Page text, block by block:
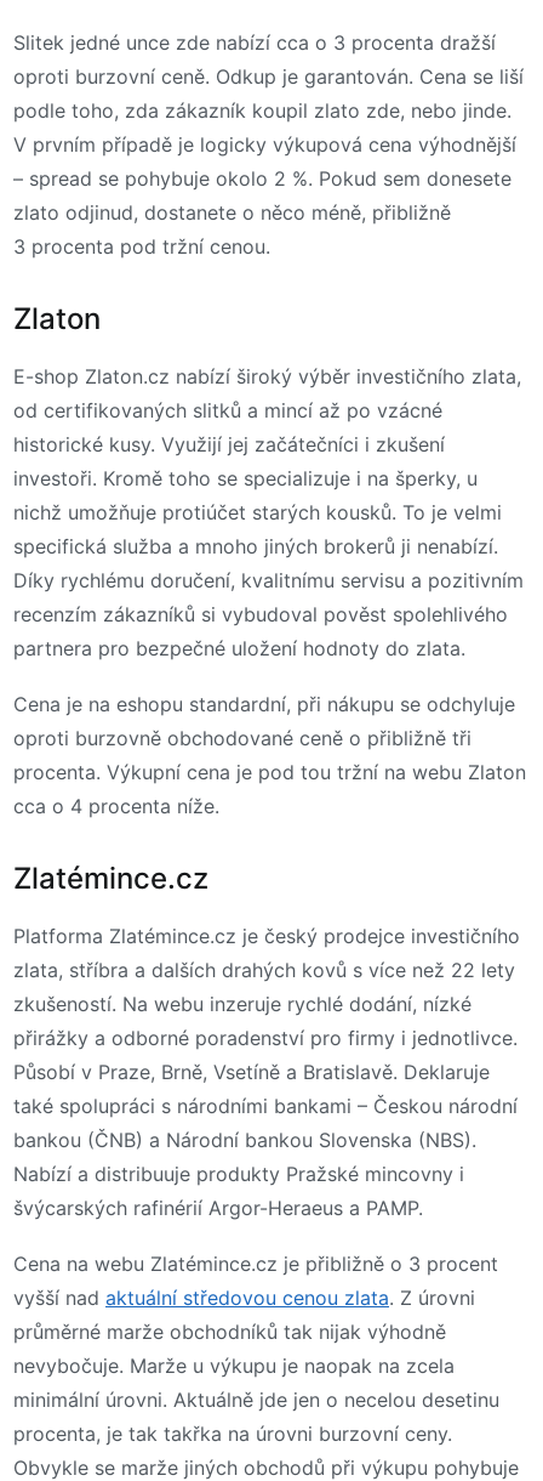
Slitek jedné unce zde nabízí cca o 3 procenta dražší
oproti burzovní ceně. Odkup je garantován. Cena se liší
podle toho, zda zákazník koupil zlato zde, nebo jinde.
V prvním případě je logicky výkupová cena výhodnější
– spread se pohybuje okolo 2 %. Pokud sem donesete
zlato odjinud, dostanete o něco méně, přibližně
3 procenta pod tržní cenou.
Zlaton
E-shop Zlaton.cz nabízí široký výběr investičního zlata,
od certifikovaných slitků a mincí až po vzácné
historické kusy. Využijí jej začátečníci i zkušení
investoři. Kromě toho se specializuje i na šperky, u
nichž umožňuje protiúčet starých kousků. To je velmi
specifická služba a mnoho jiných brokerů ji nenabízí.
Díky rychlému doručení, kvalitnímu servisu a pozitivním
recenzím zákazníků si vybudoval pověst spolehlivého
partnera pro bezpečné uložení hodnoty do zlata.
Cena je na eshopu standardní, při nákupu se odchyluje
oproti burzovně obchodované ceně o přibližně tři
procenta. Výkupní cena je pod tou tržní na webu Zlaton
cca o 4 procenta níže.
Zlatémince.cz
Platforma Zlatémince.cz je český prodejce investičního
zlata, stříbra a dalších drahých kovů s více než 22 lety
zkušeností. Na webu inzeruje rychlé dodání, nízké
přirážky a odborné poradenství pro firmy i jednotlivce.
Působí v Praze, Brně, Vsetíně a Bratislavě. Deklaruje
také spolupráci s národními bankami – Českou národní
bankou (ČNB) a Národní bankou Slovenska (NBS).
Nabízí a distribuuje produkty Pražské mincovny i
švýcarských rafinérií Argor-Heraeus a PAMP.
Cena na webu Zlatémince.cz je přibližně o 3 procent
vyšší nad aktuální středovou cenou zlata. Z úrovni
průměrné marže obchodníků tak nijak výhodně
nevybočuje. Marže u výkupu je naopak na zcela
minimální úrovni. Aktuálně jde jen o necelou desetinu
procenta, je tak takřka na úrovni burzovní ceny.
Obvykle se marže jiných obchodů při výkupu pohybuje